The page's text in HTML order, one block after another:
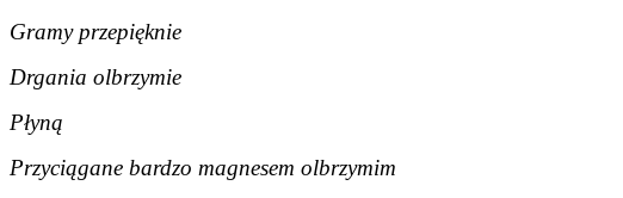
Gramy przepięknie
Drgania olbrzymie
Płyną
Przyciągane bardzo magnesem olbrzymim